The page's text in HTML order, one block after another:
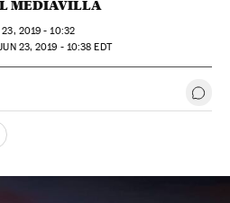
MEDIAVILLA
23, 2019 - 10:32
23, 2019 - 10:38 EDT
Sociales